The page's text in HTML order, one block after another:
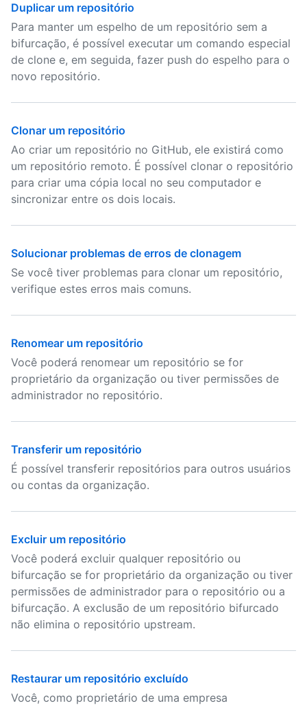
Duplicar um repositório
Para manter um espelho de um repositório sem a
bifurcação, é possível executar um comando especial
de clone e, em seguida, fazer push do espelho para o
novo repositório.
Clonar um repositório
Ao criar um repositório no GitHub, ele existirá como
um repositório remoto. É possível clonar o repositório
para criar uma cópia local no seu computador e
sincronizar entre os dois locais.
Solucionar problemas de erros de clonagem
Se você tiver problemas para clonar um repositório,
verifique estes erros mais comuns.
Renomear um repositório
Você poderá renomear um repositório se for
proprietário da organização ou tiver permissões de
administrador no repositório.
Transferir um repositório
É possível transferir repositórios para outros usuários
ou contas da organização.
Excluir um repositório
Você poderá excluir qualquer repositório ou
bifurcação se for proprietário da organização ou tiver
permissões de administrador para o repositório ou a
bifurcação. A exclusão de um repositório bifurcado
não elimina o repositório upstream.
Restaurar um repositório excluído
Você, como proprietário de uma empresa